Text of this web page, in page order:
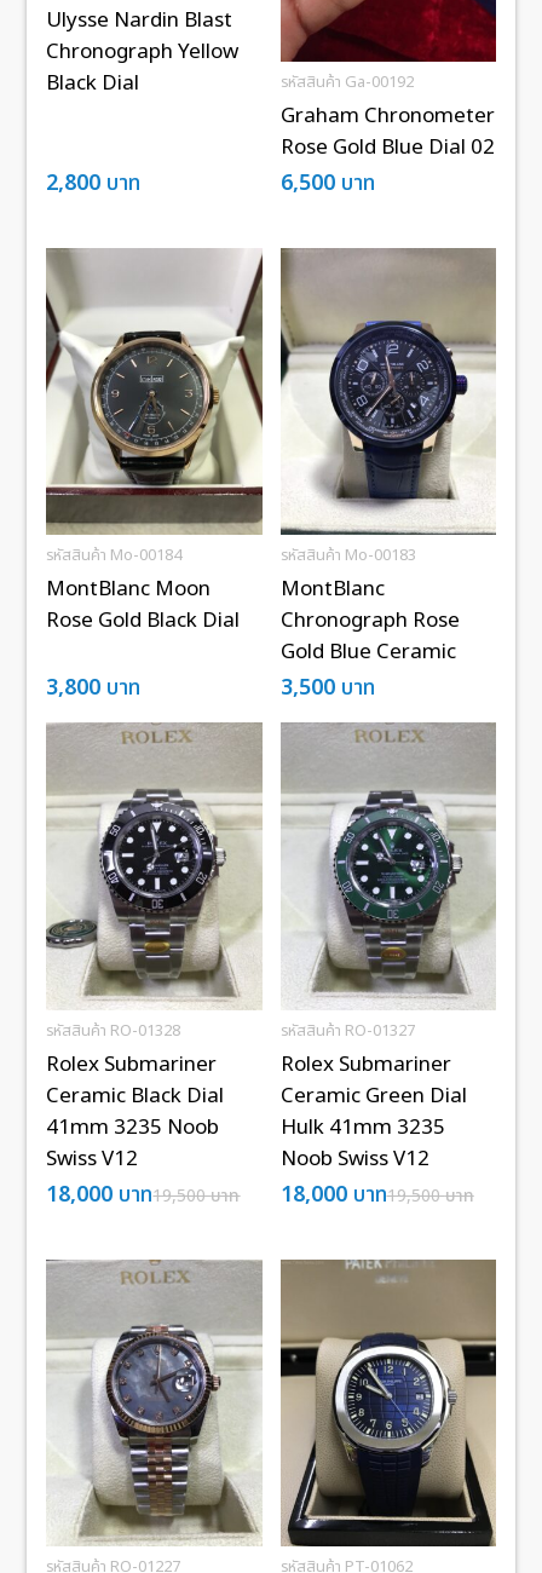
Ulysse Nardin Blast
Chronograph Yellow
Black Dial
2,800 บาท
รหัสสินค้า Ga-00192
Graham Chronometer
Rose Gold Blue Dial 02
6,500 บาท
รหัสสินค้า Mo-00184
MontBlanc Moon
Rose Gold Black Dial
3,800 บาท
รหัสสินค้า Mo-00183
MontBlanc
Chronograph Rose
Gold Blue Ceramic
3,500 บาท
รหัสสินค้า RO-01328
Rolex Submariner
Ceramic Black Dial
41mm 3235 Noob
Swiss V12
19,500บาท
18,000 บาท
รหัสสินค้า RO-01327
Rolex Submariner
Ceramic Green Dial
Hulk 41mm 3235
Noob Swiss V12
19,500บาท
18,000 บาท
รหัสสินค้า RO-01227 รหัสสินค้า PT-01062